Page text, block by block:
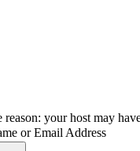
your host may
or Email Address